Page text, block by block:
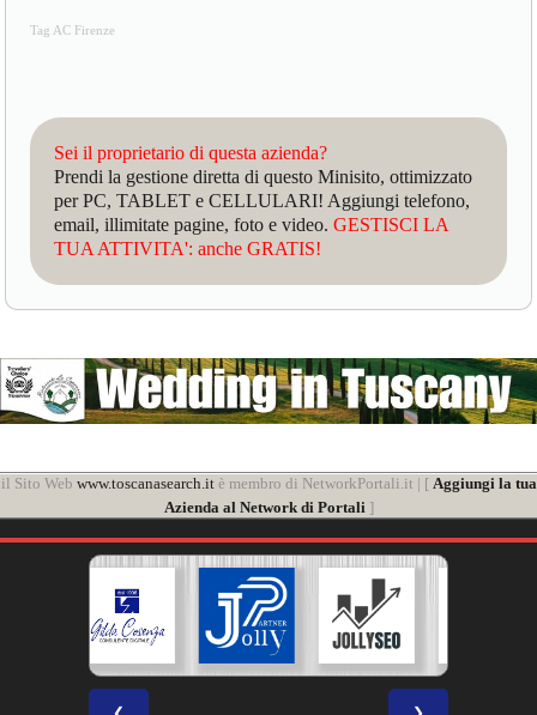
Tag AC Firenze
Sei il proprietario di questa azienda?
Prendi la gestione diretta di questo Minisito, ottimizzato
per PC, TABLET e CELLULARI! Aggiungi telefono,
email, illimitate pagine, foto e video.GESTISCI LA
TUA ATTIVITA': anche GRATIS!
il Sito Web www.toscanasearch.itè membro di NetworkPortali.it | [ Aggiungi la tua
Azienda al Network di Portali]